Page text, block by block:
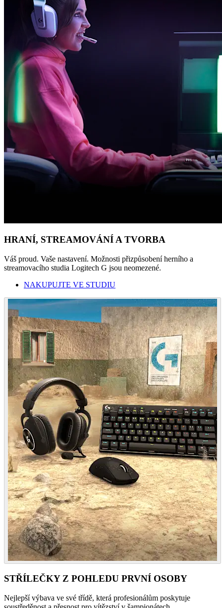
HRANÍ, STREAMOVÁNÍ A TVORBA
Váš proud. Vaše nastavení. Možnosti přizpůsobení herního a
streamovacího studia Logitech G jsou neomezené.
NAKUPUJTE VE STUDIU
STŘÍLEČKY Z POHLEDU PRVNÍ OSOBY
Nejlepší výbava ve své třídě, která profesionálům poskytuje